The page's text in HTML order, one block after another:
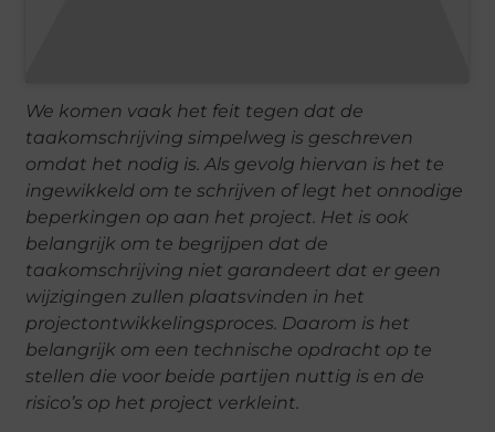
We komen vaak het feit tegen dat de
taakomschrijving simpelweg is geschreven
omdat het nodig is. Als gevolg hiervan is het te
ingewikkeld om te schrijven of legt het onnodige
beperkingen op aan het project. Het is ook
belangrijk om te begrijpen dat de
taakomschrijving niet garandeert dat er geen
wijzigingen zullen plaatsvinden in het
projectontwikkelingsproces. Daarom is het
belangrijk om een ​​technische opdracht op te
stellen die voor beide partijen nuttig is en de
risico’s op het project verkleint.